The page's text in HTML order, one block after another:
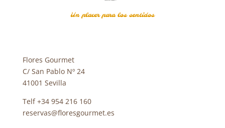
Un placer para los sentidos
Flores Gourmet
C/ San Pablo Nº 24
41001 Sevilla
Telf +34 954 216 160
reservas@floresgourmet.es